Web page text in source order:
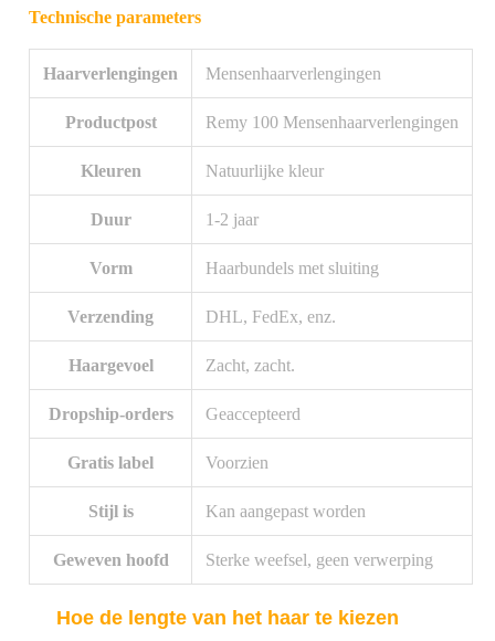
Technische parameters
Haarverlengingen Mensenhaarverlengingen
Productpost Remy 100 Mensenhaarverlengingen
Kleuren Natuurlijke kleur
Duur 1-2 jaar
Vorm Haarbundels met sluiting
Verzending DHL, FedEx, enz.
Haargevoel Zacht, zacht.
Dropship-orders Geaccepteerd
Gratis label Voorzien
Stijl is Kan aangepast worden
Geweven hoofd Sterke weefsel, geen verwerping
Hoe de lengte van het haar te kiezen